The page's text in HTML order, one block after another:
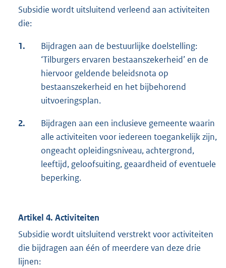
Subsidie wordt uitsluitend verleend aan activiteiten
die:
1.
Bijdragen aan de bestuurlijke doelstelling:
‘Tilburgers ervaren bestaanszekerheid’ en de
hiervoor geldende beleidsnota op
bestaanszekerheid en het bijbehorend
uitvoeringsplan.
2.
Bijdragen aan een inclusieve gemeente waarin
alle activiteiten voor iedereen toegankelijk zijn,
ongeacht opleidingsniveau, achtergrond,
leeftijd, geloofsuiting, geaardheid of eventuele
beperking.
Artikel 4. Activiteiten
Subsidie wordt uitsluitend verstrekt voor activiteiten
die bijdragen aan één of meerdere van deze drie
lijnen: